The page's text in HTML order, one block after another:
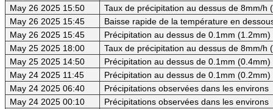
May 26 2025 15:50
Taux de précipitation au dessus de 8mm/h
May 26 2025 15:45
Baisse rapide de la température en
May 26 2025 15:45
Précipitation au dessus de 0.1mm
May 25 2025 18:00
Taux de précipitation au dessus de 8mm/h
May 25 2025 14:50
Précipitation au dessus de 0.1mm
May 24 2025 11:45
Précipitation au dessus de 0.1mm
May 24 2025 06:40
Précipitations observées dans les environs
May 24 2025 00:10
Précipitations observées dans les environs